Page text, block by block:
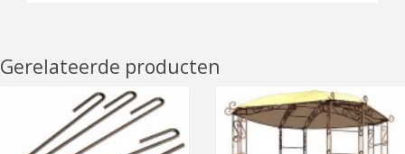
Gerelateerde producten